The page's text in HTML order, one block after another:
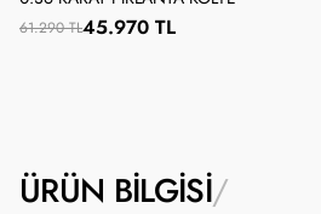
61.290 TL45.970 TL
ÜRÜN BILGISI